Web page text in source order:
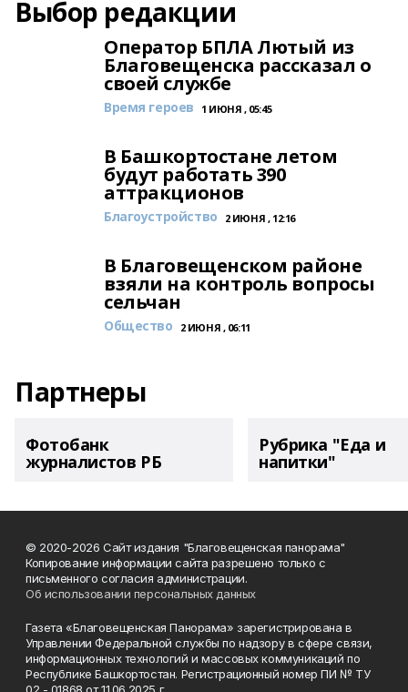
Выбор редакции
Оператор БПЛА Лютый из
Благовещенска рассказал о
своей службе
Время героев 1 ИЮНЯ , 05:45
В Башкортостане летом
будут работать 390
аттракционов
Благоустройство 2 ИЮНЯ , 12:16
В Благовещенском районе
взяли на контроль вопросы
сельчан
Общество 2 ИЮНЯ , 06:11
Партнеры
Фотобанк
журналистов РБ
Рубрика "Еда и
напитки"
© 2020-2026 Сайт издания "Благовещенская панорама"
Копирование информации сайта разрешено только с
письменного согласия администрации.
Об использовании персональных данных
Газета «Благовещенская Панорама» зарегистрирована в
Управлении Федеральной службы по надзору в сфере связи,
информационных технологий и массовых коммуникаций по
Республике Башкортостан. Регистрационный номер ПИ № ТУ